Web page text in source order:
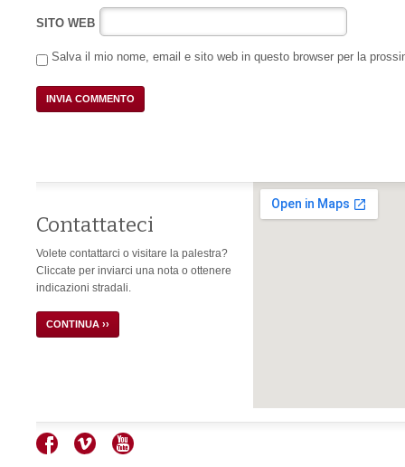
SITO WEB
Salva il mio nome, email e sito web in questo browser per la
Contattateci
Volete contattarci o visitare la palestra?
Cliccate per inviarci una nota o ottenere
indicazioni stradali.
CONTINUA ››